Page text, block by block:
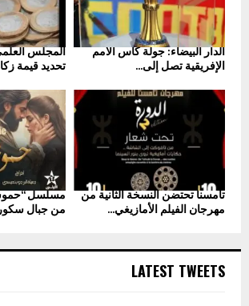
المجلس
تحديد قيمة
الدار البيضاء: جولة كأس الأمم
الإفريقية تصل إلى...
مسلسل
من جبال
تامسنا تحتضن النسخة الثانية من
مهرجان الفيلم الأمازيغي...
LATEST TWEETS